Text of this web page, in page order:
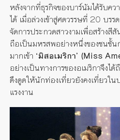
หลังจากที่ธุรกิจของบาร์นัมได้รับค
ได้ เมื่อล่วงเข้าสู่ศตวรรษที่ 20 บรร
จัดการประกวดสาวงามเพื่อสร้างสี
ถือเป็นมหรสพอย่างหนึ่งของชนชั้น
มากเข้า ‘มิสอเมริกา’ (Miss
อย่างเป็นทางการของอเมริกาจึงไ
ดึงดูดให้นักท่องเที่ยวยังคงเที่ยวใ
แรงงาน